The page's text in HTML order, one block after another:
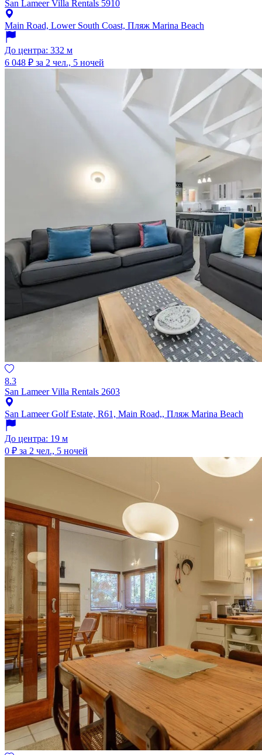
San Lameer Villa Rentals 5910
Main Road, Lower South Coast, Пляж Marina Beach
До центра: 332 м
6 048 ₽ за 2 чел., 5 ночей
8.3
San Lameer Villa Rentals 2603
San Lameer Golf Estate, R61, Main Road,, Пляж Marina Beach
До центра: 19 м
0 ₽ за 2 чел., 5 ночей